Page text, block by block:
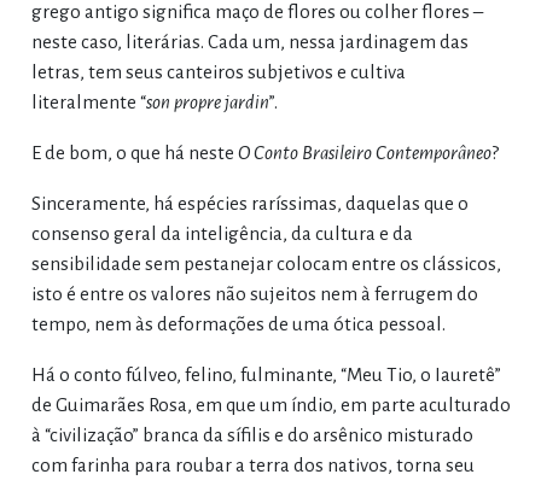
grego antigo significa maço de flores ou colher flores –
neste caso, literárias. Cada um, nessa jardinagem das
letras, tem seus canteiros subjetivos e cultiva
literalmente “son propre jardin”.
E de bom, o que há neste O Conto Brasileiro Contemporâneo?
Sinceramente, há espécies raríssimas, daquelas que o
consenso geral da inteligência, da cultura e da
sensibilidade sem pestanejar colocam entre os clássicos,
isto é entre os valores não sujeitos nem à ferrugem do
tempo, nem às deformações de uma ótica pessoal.
Há o conto fúlveo, felino, fulminante, “Meu Tio, o Iauretê”
de Guimarães Rosa, em que um índio, em parte aculturado
à “civilização” branca da sífilis e do arsênico misturado
com farinha para roubar a terra dos nativos, torna seu